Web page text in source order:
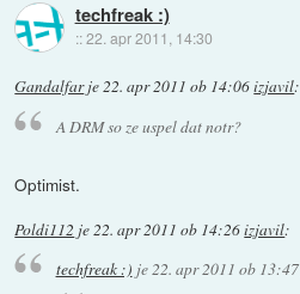
techfreak :)
::22. apr 2011, 14:30
Gandalfarje22. apr 2011 ob 14:06izjavil:
A DRM so ze uspel dat notr?
Optimist.
Poldi112 je22. apr 2011 ob 14:26izjavil:
techfreak :) je22. apr 2011 ob 13:47